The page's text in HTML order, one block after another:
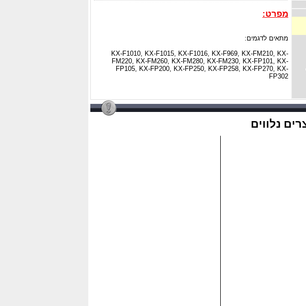
מפרט:
מתאים לדגמים:
KX-F1010, KX-F1015, KX-F1016, KX-F969, KX-FM210, KX-
FM220, KX-FM260, KX-FM280, KX-FM230, KX-FP101, KX-
FP105, KX-FP200, KX-FP250, KX-FP258, KX-FP270, KX-
FP302
נלווים